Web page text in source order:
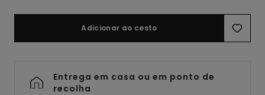
Adicionar ao cesto
Entrega em casa ou em ponto de
recolha